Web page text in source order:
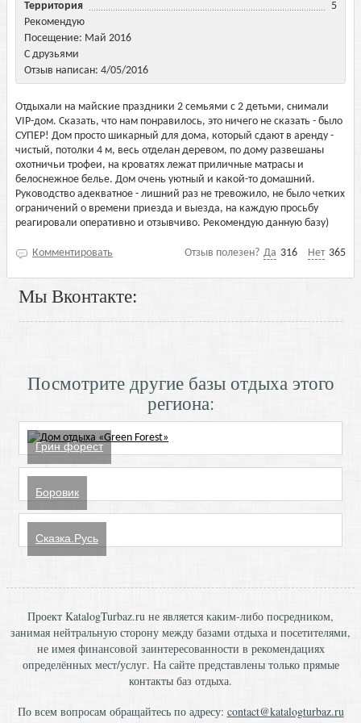
Территория
5
Рекомендую
Посещение: Май 2016
С друзьями
Отзыв написан: 4/05/2016
Отдыхали на майские праздники 2 семьями с 2 детьми, снимали
VIP-дом. Сказать, что нам понравилось, это ничего не сказать - было
СУПЕР! Дом просто шикарный для дома, который сдают в аренду -
чистый, потолки 4 м, весь отделан деревом, по дому развешаны
охотничьи трофеи, на кроватях лежат приличные матрасы и
белоснежное белье. Дом очень уютный и какой-то домашний.
Руководство адекватное - лишний раз не тревожило, не было четких
ограничений о времени приезда и выезда, на каждую просьбу
реагировали оперативно и отзывчиво. Рекомендую данную базу)
Отзыв полезен? Да 316 Нет 365
Комментировать
Мы Вконтакте:
Посмотрите другие базы отдыха этого
региона:
Грин форест
Боровик
Сказка.Русь
Проект KatalogTurbaz.ru не является каким-либо посредником,
занимая нейтральную сторону между базами отдыха и посетителями,
не имея финансовой заинтересованности в рекомендациях
определённых мест/услуг. На сайте представлены только прямые
контакты баз отдыха.
По всем вопросам обращайтесь по адресу: contact@katalogturbaz.ru